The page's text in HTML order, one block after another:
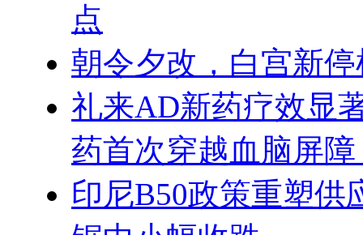
点
朝令夕改，白宫新
礼来AD新药疗效显
药首次穿越血脑屏
印尼B50政策重塑供